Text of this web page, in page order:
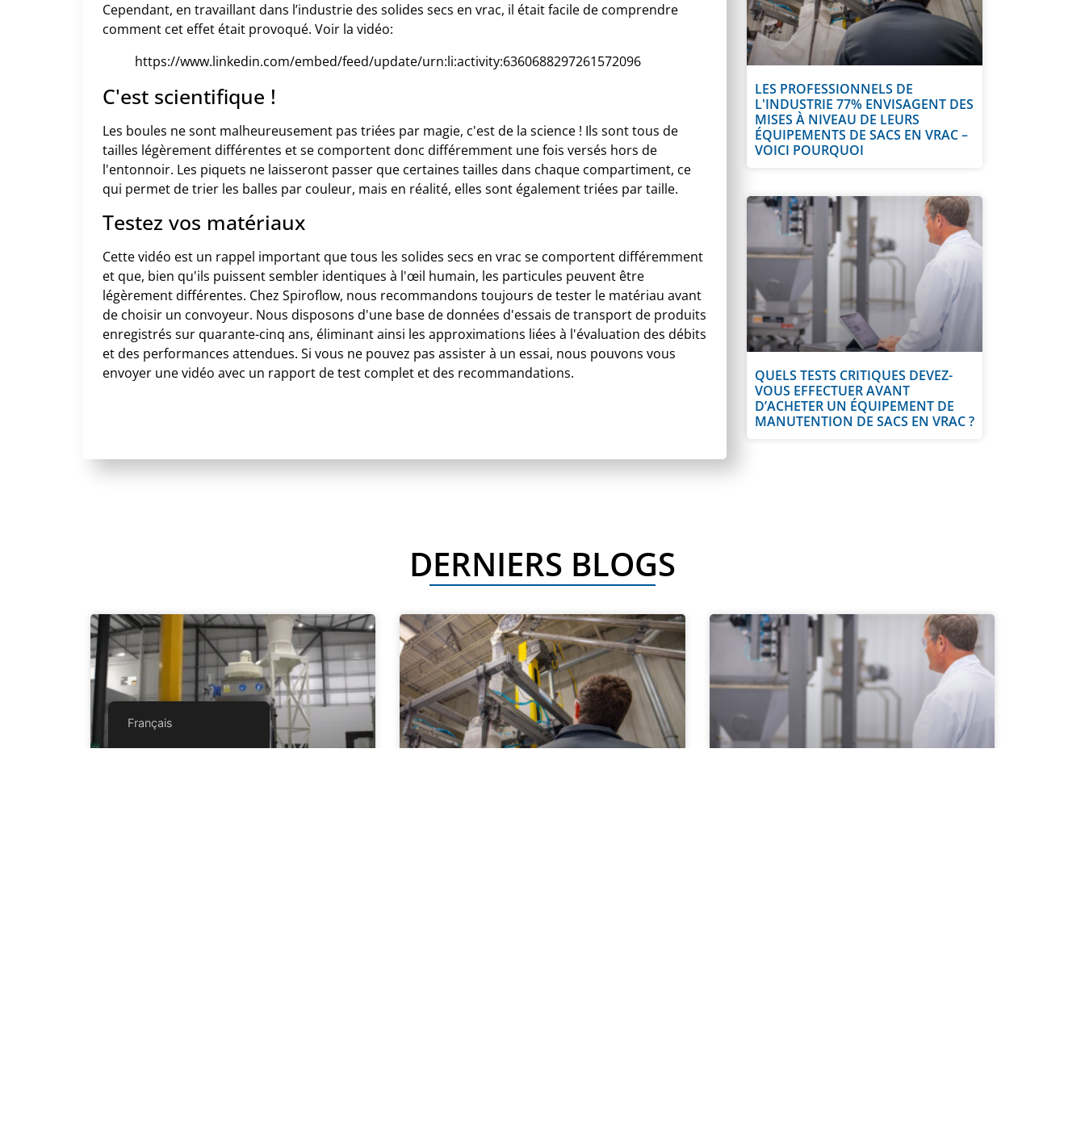
Cependant, en travaillant dans l’industrie des solides secs en vrac, il était facile de comprendre
comment cet effet était provoqué. Voir la vidéo:
https://www.linkedin.com/embed/feed/update/urn:li:activity:6360688297261572096
C'est scientifique !
Les boules ne sont malheureusement pas triées par magie, c'est de la science ! Ils sont tous de
tailles légèrement différentes et se comportent donc différemment une fois versés hors de
l'entonnoir. Les piquets ne laisseront passer que certaines tailles dans chaque compartiment, ce
qui permet de trier les balles par couleur, mais en réalité, elles sont également triées par taille.
Testez vos matériaux
Cette vidéo est un rappel important que tous les solides secs en vrac se comportent différemment
et que, bien qu'ils puissent sembler identiques à l'œil humain, les particules peuvent être
légèrement différentes. Chez Spiroflow, nous recommandons toujours de tester le matériau avant
de choisir un convoyeur. Nous disposons d'une base de données d'essais de transport de produits
enregistrés sur quarante-cinq ans, éliminant ainsi les approximations liées à l'évaluation des débits
et des performances attendues. Si vous ne pouvez pas assister à un essai, nous pouvons vous
envoyer une vidéo avec un rapport de test complet et des recommandations.
LES PROFESSIONNELS DE
L'INDUSTRIE 77% ENVISAGENT DES
MISES À NIVEAU DE LEURS
ÉQUIPEMENTS DE SACS EN VRAC –
VOICI POURQUOI
QUELS TESTS CRITIQUES DEVEZ-
VOUS EFFECTUER AVANT
D’ACHETER UN ÉQUIPEMENT DE
MANUTENTION DE SACS EN VRAC ?
DERNIERS BLOGS
Français